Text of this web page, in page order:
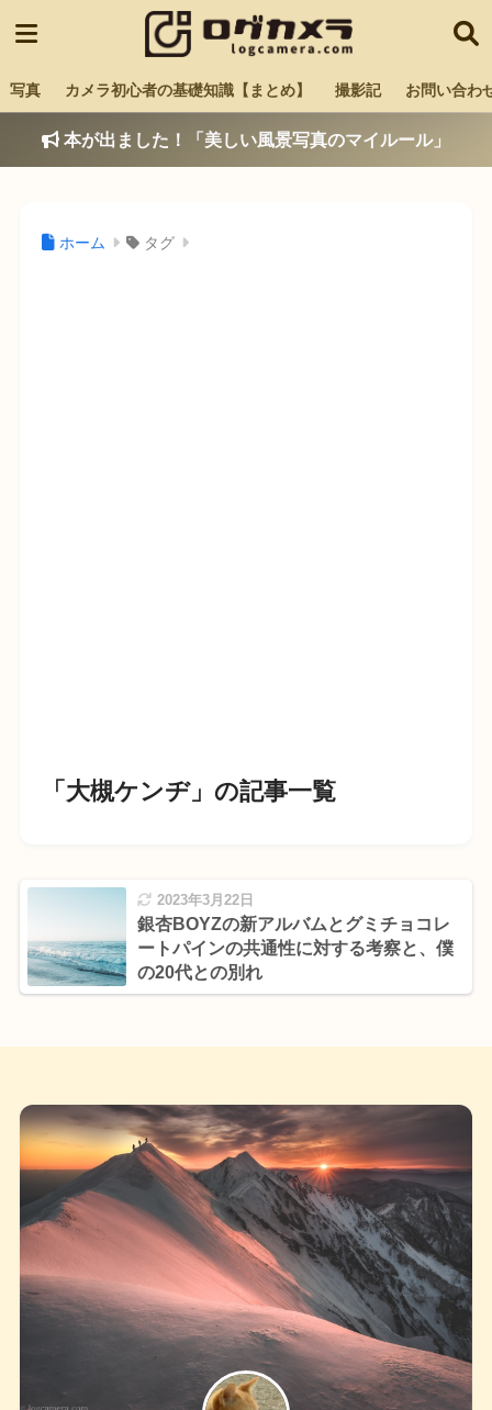
写真 カメラ初心者の基礎知識【まとめ】 撮影記 お問い合わ
本が出ました！「美しい風景写真のマイルール」
ホーム タグ
「大槻ケンヂ」の記事一覧
2023年3月22日
銀杏BOYZの新アルバムとグミチョコレ
ートパインの共通性に対する考察と、僕
の20代との別れ